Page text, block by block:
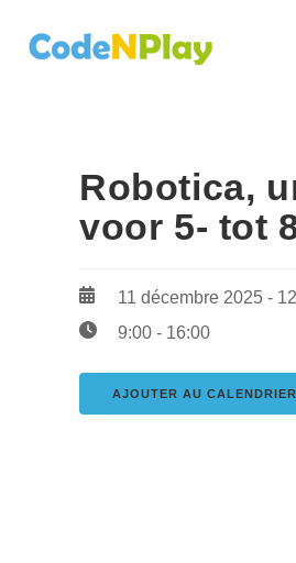
Robotica,
voor 5- tot
11 décembre 2025 -
9:00 - 16:00
AJOUTER AU CALENDRIER